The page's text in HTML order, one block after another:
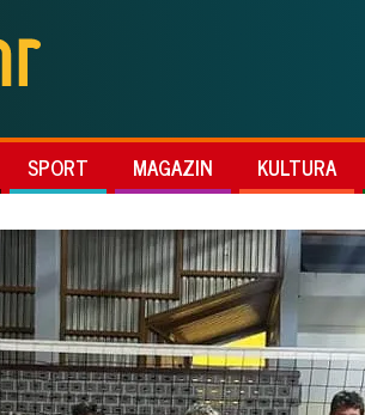
SPORT MAGAZIN KULTURA